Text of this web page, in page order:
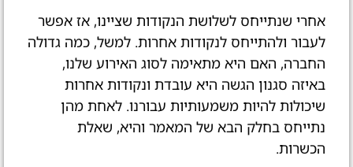
אחרי שנתייחס לשלושת הנקודות שציינו, אז אפשר
לעבור ולהתייחס לנקודות אחרות. למשל, כמה גדולה
החברה, האם היא מתאימה לסוג האירוע שלנו,
באיזה סגנון הגשה היא עובדת ונקודות אחרות
שיכולות להיות משמעותיות עבורנו. לאחת מהן
נתייחס בחלק הבא של המאמר והיא, שאלת
הכשרות.